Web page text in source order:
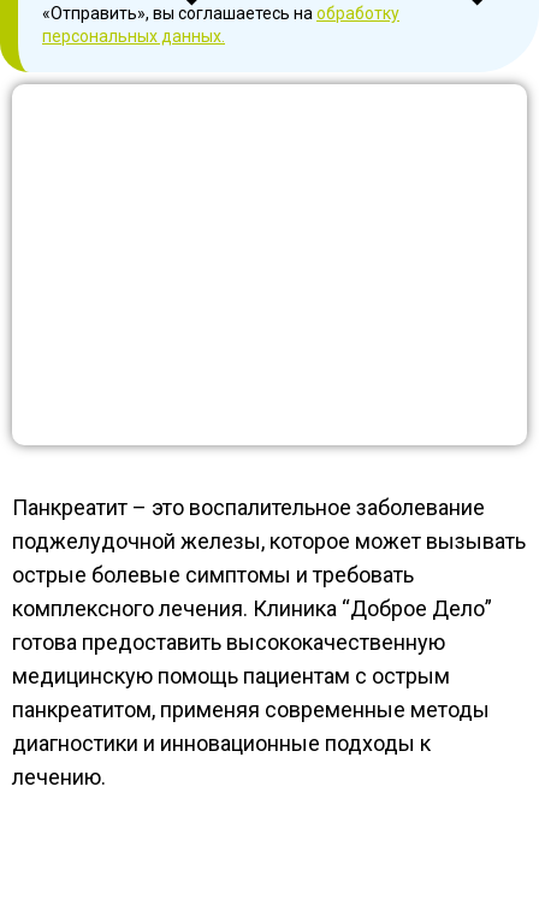
«Отправить», вы соглашаетесь на обработку
персональных данных.
Панкреатит – это воспалительное заболевание
поджелудочной железы, которое может вызывать
острые болевые симптомы и требовать
комплексного лечения. Клиника “Доброе Дело”
готова предоставить высококачественную
медицинскую помощь пациентам с острым
панкреатитом, применяя современные методы
диагностики и инновационные подходы к
лечению.